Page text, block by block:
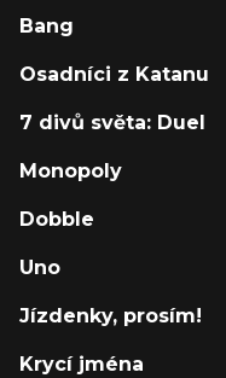
Bang
Osadníci z Katanu
7 divů světa: Duel
Monopoly
Dobble
Uno
Jízdenky, prosím!
Krycí jména